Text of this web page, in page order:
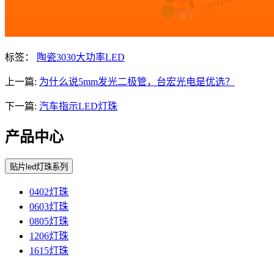
标签： 陶瓷3030大功率LED
上一篇: 为什么说5mm发光二极管，台宏光电是优选？
下一篇: 汽车指示LED灯珠
产品中心
贴片led灯珠系列
0402灯珠
0603灯珠
0805灯珠
1206灯珠
1615灯珠